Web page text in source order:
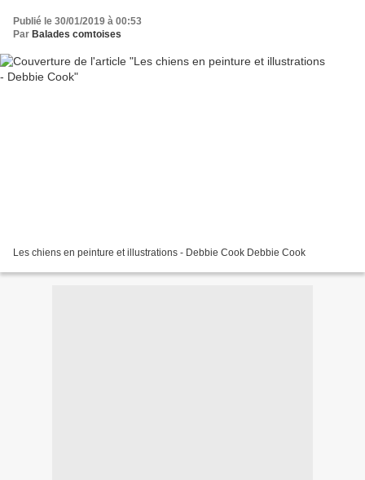
Publié le 30/01/2019 à 00:53
Par Balades comtoises
Les chiens en peinture et illustrations - Debbie Cook Debbie Cook